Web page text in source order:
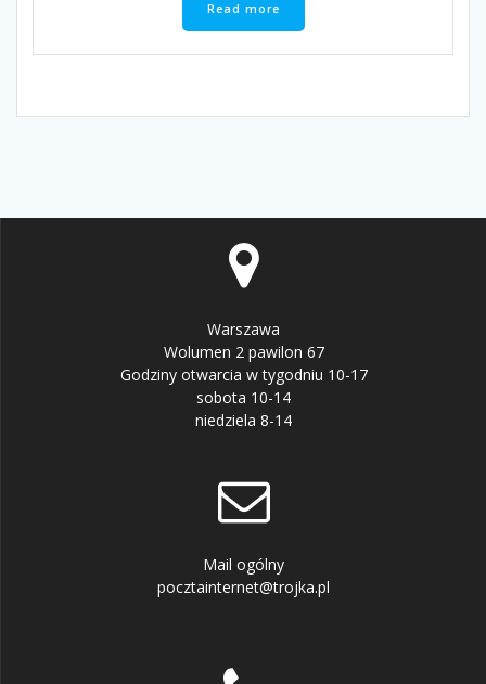
Read more
Warszawa
Wolumen 2 pawilon 67
Godziny otwarcia w tygodniu 10-17
sobota 10-14
niedziela 8-14
Mail ogólny
pocztainternet@trojka.pl